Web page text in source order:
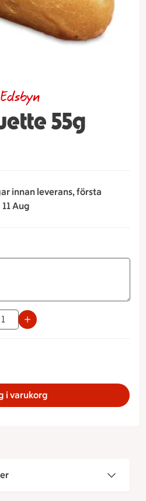
55g
innan leverans, första
Aug
knapparna för att minska eller
Liten baguette 55g, 3.78 kronor
i varukorg